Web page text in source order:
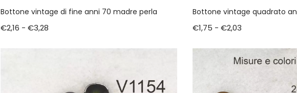
Bottone vintage di fine anni 70 madre perla
€2,16 - €3,28
Bottone vintage quadrato
€1,75 - €2,03